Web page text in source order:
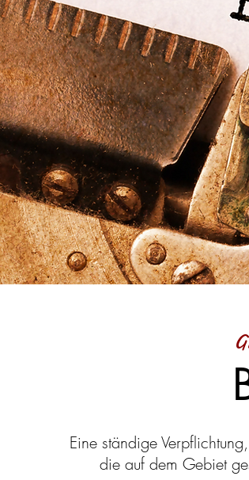
Eine ständige
die auf dem Gebiet